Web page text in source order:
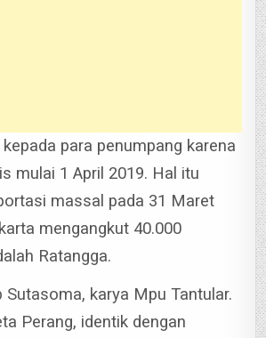
para penumpang karena
mulai 1 April 2019. Hal itu
massal pada 31 Maret
mengangkut 40.000
Ratangga.
karya Mpu Tantular.
Perang, identik dengan